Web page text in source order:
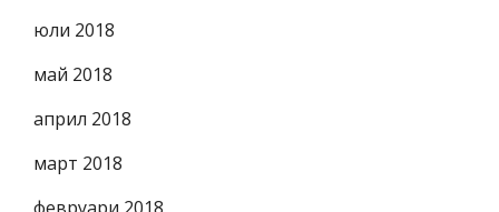
юли 2018
май 2018
април 2018
март 2018